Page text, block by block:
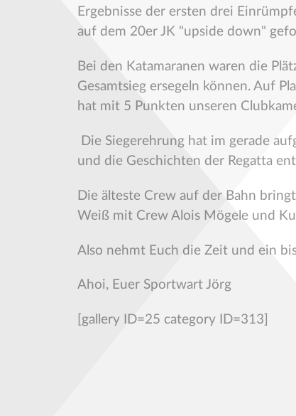
Ergebnisse der ersten drei
auf dem 20er JK "upside down"
Bei den Katamaranen waren die
Gesamtsieg ersegeln können. Auf
hat mit 5 Punkten unseren
Die Siegerehrung hat im gerade
und die Geschichten der Regatta
Die älteste Crew auf der Bahn
Weiß mit Crew Alois Mögele und
Also nehmt Euch die Zeit und ein
Ahoi, Euer Sportwart Jörg
[gallery ID=25 category ID=313]